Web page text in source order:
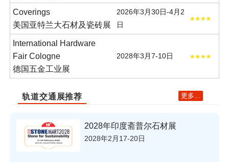
Coverings
美国亚特兰大石材及瓷砖展
2026年3月30日-4月2
日
International Hardware
Fair Cologne
德国五金工业展
2028年3月7-10日
轨道交通展推荐 更多...
2028年印度斋普尔石材展
2028年2月17-20日